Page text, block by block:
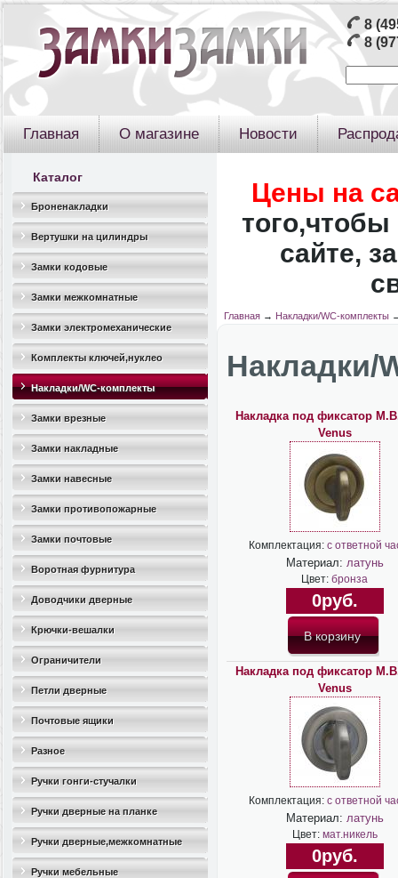
8
8
Главная О магазине Новости
Каталог
Броненакладки
Вертушки на цилиндры
Замки кодовые
Замки межкомнатные
Замки электромеханические
Комплекты ключей,нуклео
Накладки/WC-комплекты
Замки врезные
Замки накладные
Замки навесные
Замки противопожарные
Замки почтовые
Воротная фурнитура
Доводчики дверные
Крючки-вешалки
Ограничители
дверные(стопоры)
Петли дверные
Почтовые ящики
Разное
Ручки гонги-стучалки
Ручки дверные на планке
Ручки дверные,межкомнатные
Ручки мебельные
Цены на
того,чтобы
сайте,
Главная→ Накладки/WC-комплекты
Накладки/
Накладка под фиксатор
Venus
Комплектация: с ответной
Материал: латунь
Цвет: бронза
0руб.
Накладка под фиксатор
Venus
Комплектация: с ответной
Материал: латунь
Цвет: мат.никель
0руб.